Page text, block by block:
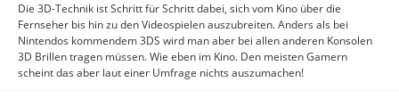
Die 3D-Technik ist Schritt für Schritt dabei, sich vom Kino über die
Fernseher bis hin zu den Videospielen auszubreiten. Anders als bei
Nintendos kommendem 3DS wird man aber bei allen anderen Konsolen
3D Brillen tragen müssen. Wie eben im Kino. Den meisten Gamern
scheint das aber laut einer Umfrage nichts auszumachen!